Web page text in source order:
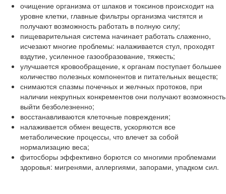
очищение организма от шлаков и токсинов происходит на
уровне клетки, главные фильтры организма чистятся и
получают возможность работать в полную силу;
пищеварительная система начинает работать слаженно,
исчезают многие проблемы: налаживается стул, проходят
вздутие, усиленное газообразование, тяжесть;
улучшается кровообращение, к органам поступает большее
количество полезных компонентов и питательных веществ;
снимаются спазмы почечных и желчных протоков, при
наличии некрупных конкрементов они получают возможность
выйти безболезненно;
восстанавливаются клеточные повреждения;
налаживается обмен веществ, ускоряются все
метаболические процессы, что влечет за собой
нормализацию веса;
фитосборы эффективно борются со многими проблемами
здоровья: мигренями, аллергиями, запорами, упадком сил.